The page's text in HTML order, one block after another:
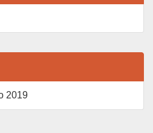
2019